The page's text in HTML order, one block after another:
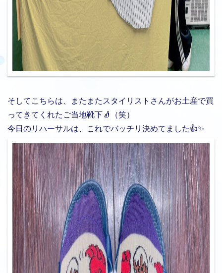
そしてこちらは、またまたスタイリストさんがお土産で買
ってきてくれたご当地靴下🧦（笑）
今日のリハーサルは、これでバッチリ決めてました👍✨